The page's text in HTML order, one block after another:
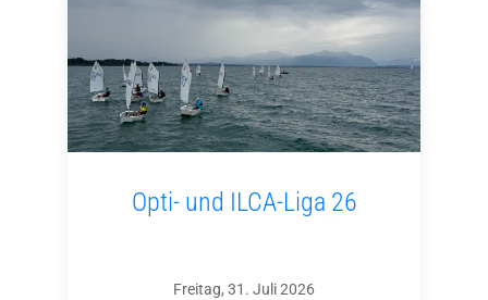
Opti- und ILCA-Liga 26
Freitag, 31. Juli 2026